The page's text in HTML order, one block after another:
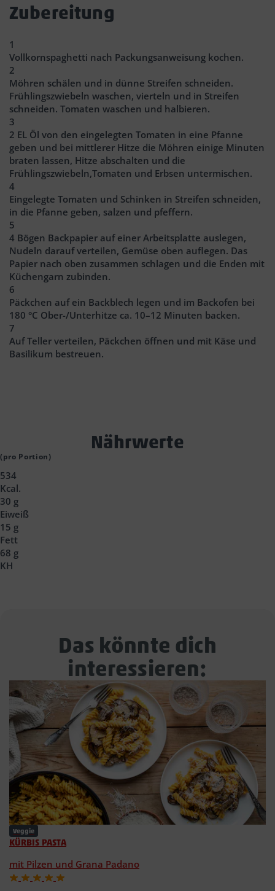
Zubereitung
1
Vollkornspaghetti nach Packungsanweisung kochen.
2
Möhren schälen und in dünne Streifen schneiden.
Frühlingszwiebeln waschen, vierteln und in Streifen
schneiden. Tomaten waschen und halbieren.
3
2 EL Öl von den eingelegten Tomaten in eine Pfanne
geben und bei mittlerer Hitze die Möhren einige Minuten
braten lassen, Hitze abschalten und die
Frühlingszwiebeln,Tomaten und Erbsen untermischen.
4
Eingelegte Tomaten und Schinken in Streifen schneiden,
in die Pfanne geben, salzen und pfeffern.
5
4 Bögen Backpapier auf einer Arbeitsplatte auslegen,
Nudeln darauf verteilen, Gemüse oben auflegen. Das
Papier nach oben zusammen schlagen und die Enden mit
Küchengarn zubinden.
6
Päckchen auf ein Backblech legen und im Backofen bei
180 °C Ober-/Unterhitze ca. 10–12 Minuten backen.
7
Auf Teller verteilen, Päckchen öffnen und mit Käse und
Basilikum bestreuen.
Block
Headline
Nährwerte
(pro Portion)
534
Kcal.
30 g
Eiweiß
15 g
Fett
68 g
KH
Das könnte dich
interessieren:
Veggie
KÜRBIS PASTA
mit Pilzen und Grana Padano